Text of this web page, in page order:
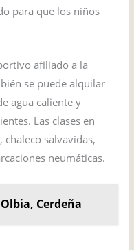
para que los niños
afiliado a la
se puede alquilar
agua caliente y
Las clases en
salvavidas,
neumáticas.
Cerdeña